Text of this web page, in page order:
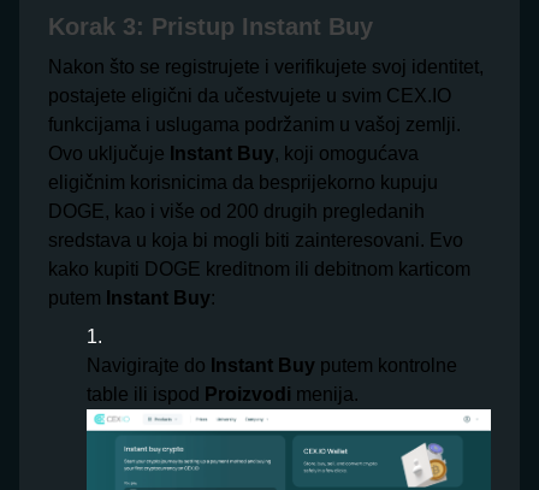
Korak 3: Pristup Instant Buy
Nakon što se registrujete i verifikujete svoj identitet,
postajete eligični da učestvujete u svim CEX.IO
funkcijama i uslugama podržanim u vašoj zemlji.
Ovo uključuje Instant Buy, koji omogućava
eligičnim korisnicima da besprijekorno kupuju
DOGE, kao i više od 200 drugih pregledanih
sredstava u koja bi mogli biti zainteresovani. Evo
kako kupiti DOGE kreditnom ili debitnom karticom
putem Instant Buy:
Navigirajte do Instant Buy putem kontrolne
table ili ispod
Proizvodi menija.